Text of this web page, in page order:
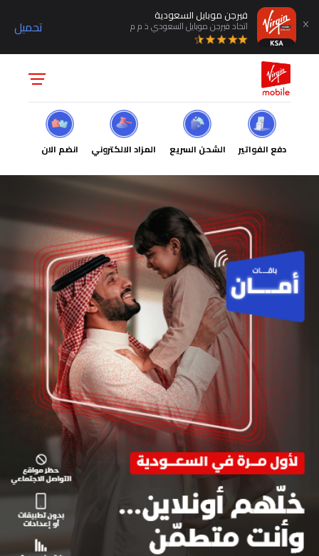
تحميل
فيرجن موبايل السعودية
اتحاد فيرجن موبايل السعودي ذ م م
دفع الفواتير الشحن السريع المزاد الالكتروني انضم الان